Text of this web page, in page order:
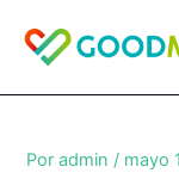
contenido
Poradmin / mayo